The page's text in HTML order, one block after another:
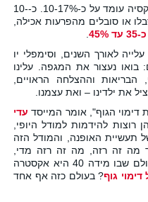
שיעור התמותה בקרב חולי אנורקסיה עומד על כ-10-17%. כ-10-
.
לאורך השנים, וסימפלי יו
בואו נעצור את המגפה. עלינו
הבריאות וההצלחה הראויים,
את ילדינו – ואת עצמנו.
עדי
רוצות להידמות למודל היופי,
תעשיית האופנה, והמודל הזה
מה זה רזה, מה זה רזה מדי,
וליצור מודל יופי מגוון יותר. בעולם שבו מידה 40 היא אקסטרה
גוף? בעולם כזה אף אחד